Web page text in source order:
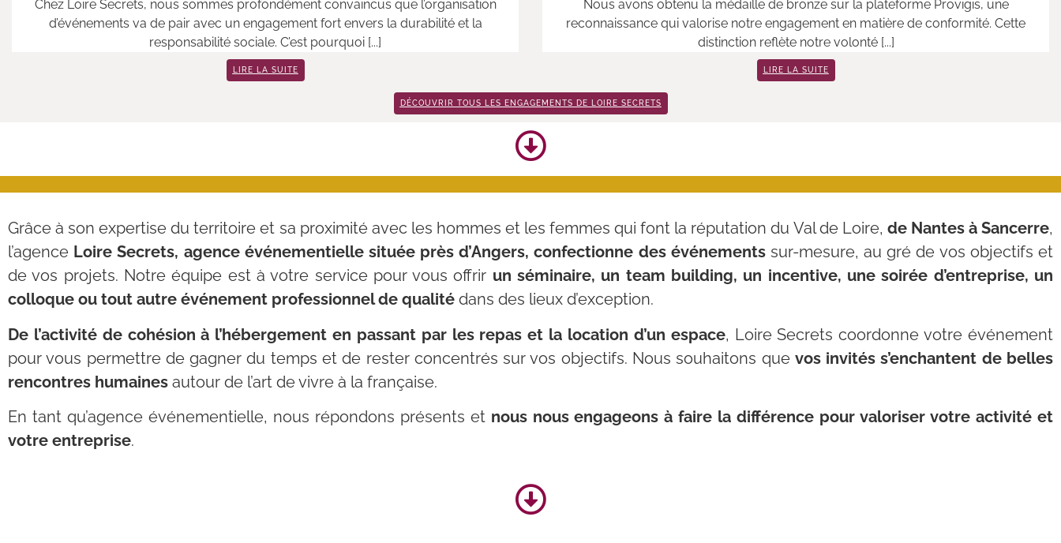
Chez Loire Secrets, nous sommes profondément convaincus que l’organisation
d’événements va de pair avec un engagement fort envers la durabilité et la
responsabilité sociale. C’est pourquoi [...]
LIRE LA SUITE
Nous avons obtenu la médaille de bronze sur la plateforme Provigis, une
reconnaissance qui valorise notre engagement en matière de conformité. Cette
distinction reflète notre volonté [...]
LIRE LA SUITE
DÉCOUVRIR TOUS LES ENGAGEMENTS DE LOIRE SECRETS
Grâce à son expertise du territoire et sa proximité avec les hommes et les femmes qui font la réputation du Val de Loire, de Nantes à Sancerre,
l’agence Loire Secrets, agence événementielle située près d’Angers, confectionne des événementssur-mesure, au gré de vos objectifs et
de vos projets. Notre équipe est à votre service pour vous offrir un séminaire, un team building, un incentive, une soirée d’entreprise, un
colloque ou tout autre événement professionnel de qualité dans des lieux d’exception.
De l’activité de cohésion à l’hébergement en passant par les repas et la location d’un espace, Loire Secrets coordonne votre événement
pour vous permettre de gagner du temps et de rester concentrés sur vos objectifs. Nous souhaitons que vos invités s’enchantent de belles
rencontres humaines autour de l’art de vivre à la française.
En tant qu’agence événementielle, nous répondons présents et nous nous engageons à faire la différence pour valoriser votre activité et
votre entreprise.